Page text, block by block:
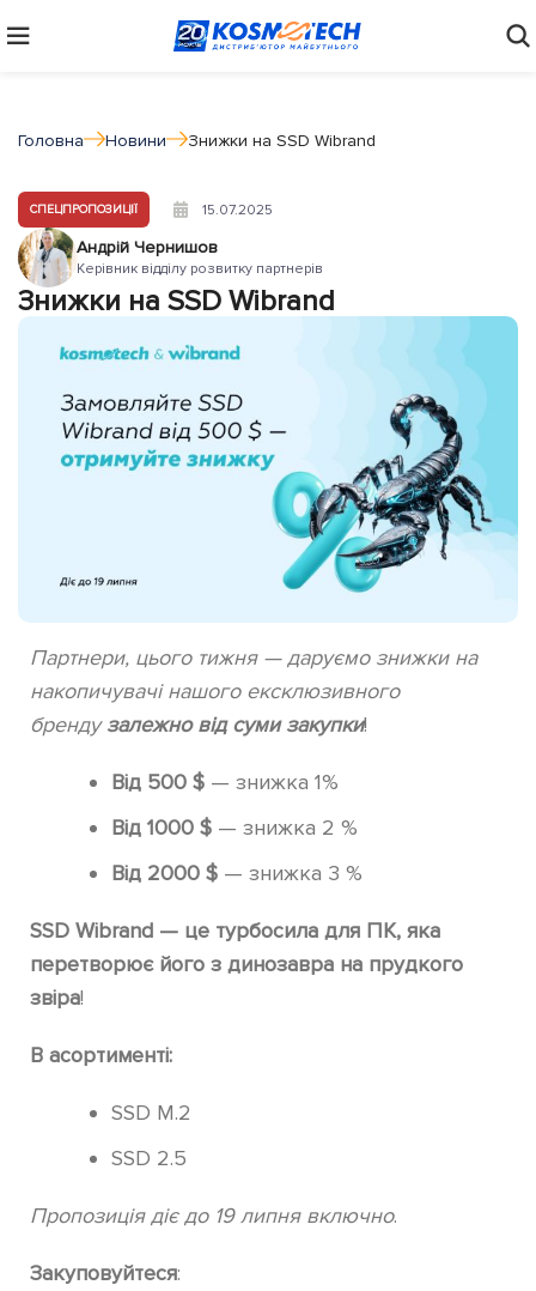
Головна Новини Знижки на SSD Wibrand
СПЕЦПРОПОЗИЦІЇ 15.07.2025
Андрій Чернишов
Керівник відділу розвитку партнерів
Знижки на SSD Wibrand
Партнери, цього тижня — даруємо знижки на
накопичувачі нашого ексклюзивного
брендузалежно від суми закупки!
Від 500 $ — знижка 1%
Від 1000 $ — знижка 2 %
Від 2000 $ — знижка 3 %
SSD Wibrand — це турбосила для ПК, яка
перетворює його з динозавра на прудкого
звіра!
В асортименті:
SSD M.2
SSD 2.5
Пропозиція діє до 19 липня включно.
Закуповуйтеся: